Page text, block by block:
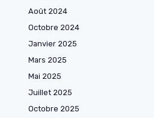
Août 2024
Octobre 2024
Janvier 2025
Mars 2025
Mai 2025
Juillet 2025
Octobre 2025